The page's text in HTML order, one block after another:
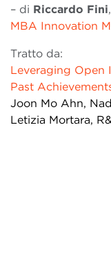
– di Riccardo Fini
MBA Innovation
Tratto da:
Leveraging Open
Past
Joon Mo Ahn,
Letizia Mortara,